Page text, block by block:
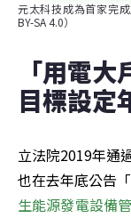
元太科技成為首家完
BY-SA 4.0）
「用電
目標設定
立法院2019年通
也在去年底公告「
生能源發電設備